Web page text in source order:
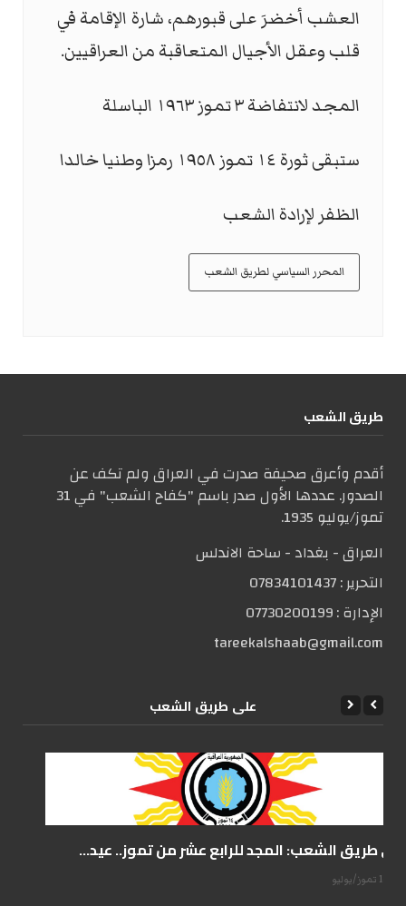
العشب أخضرَ على قبورهم، شارة الإقامة في
قلب وعقل الأجيال المتعاقبة من العراقيين.
المجد لانتفاضة ٣ تموز ١٩٦٣ الباسلة
ستبقى ثورة ١٤ تموز ١٩٥٨ رمزا وطنيا خالدا
الظفر لإرادة الشعب
المحرر السياسي لطريق الشعب
طریق الشعب
أقدم وأعرق صحيفة صدرت في العراق ولم تكف عن
الصدور. عددها الأول صدر باسم "كفاح الشعب" في 31
تموز/يوليو 1935.
العراق - بغداد - ساحة الاندلس
التحریر :07834101437
الإدارة :07730200199
tareekalshaab@gmail.com
علی طریق الشعب
على طريق الشعب: المجد للرابع عشر من تموز.. عيد...
14 تموز/يوليو